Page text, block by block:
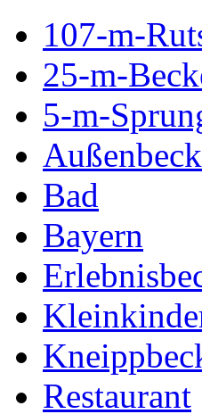
107-m-
25-m-
5-m-
Bad
Bayern
Restaurant